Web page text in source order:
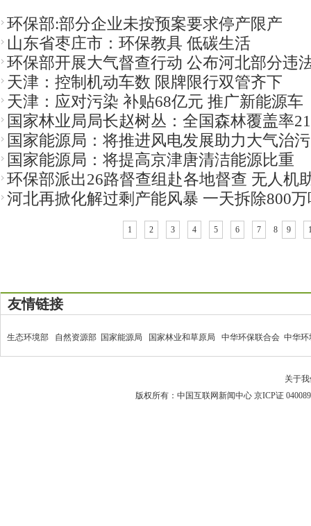
环保部:部分企业未按预案要求停产限产
山东省枣庄市：环保教具 低碳生活
环保部开展大气督查行动 公布河北部分违
天津：控制机动车数 限牌限行双管齐下
天津：应对污染 补贴68亿元 推广新能源车
国家林业局局长赵树丛：全国森林覆盖率
国家能源局：将推进风电发展助力大气治污
国家能源局：将提高京津唐清洁能源比重
环保部派出26路督查组赴各地督查 无人机
河北再掀化解过剩产能风暴 一天拆除800
1 2 3 4 5 6 7 8 9